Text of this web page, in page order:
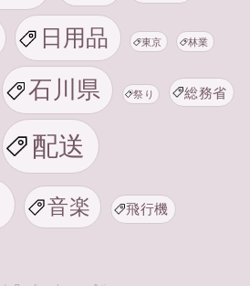
日用品 東京 林業
石川県 祭り 総務省
配送
音楽 飛行機